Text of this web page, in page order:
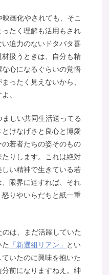
画化やされても、そこ
たく理解も活用もされ
迫力のないドタバタ喜
扱うときは、自分も精
心になるぐらいの覚悟
ったく見えないから、
。
しい共同生活送ってる
けなげさと良心と博愛
若者たちの姿そのもの
りします。これは絶対
い精神で生きている若
限界に達すれば、それ
りやいらだちと紙一重
は、まだ活躍していた
「新選組リアン」
とい
いたのに興味を抱いた
前になりますねえ。紳